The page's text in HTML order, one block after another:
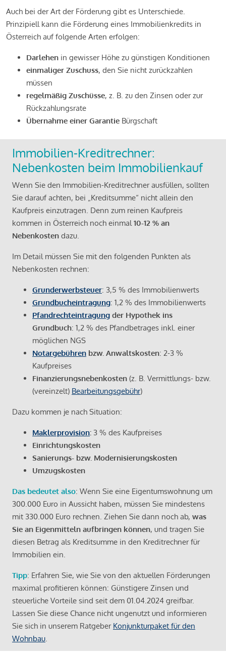
Auch bei der Art der Förderung gibt es Unterschiede.
Prinzipiell kann die Förderung eines Immobilienkredits in
Österreich auf folgende Arten erfolgen:
Darlehen in gewisser Höhe zu günstigen Konditionen
einmaliger Zuschuss, den Sie nicht zurückzahlen
müssen
regelmäßig Zuschüsse, z. B. zu den Zinsen oder zur
Rückzahlungsrate
Übernahme einer Garantie Bürgschaft
Immobilien-Kreditrechner:
Nebenkosten beim Immobilienkauf
Wenn Sie den Immobilien-Kreditrechner ausfüllen, sollten
Sie darauf achten, bei „Kreditsumme“ nicht allein den
Kaufpreis einzutragen. Denn zum reinen Kaufpreis
kommen in Österreich noch einmal10-12 % an
Nebenkosten dazu.
Im Detail müssen Sie mit den folgenden Punkten als
Nebenkosten rechnen:
Grunderwerbsteuer: 3,5 % des Immobilienwerts
Grundbucheintragung: 1,2 % des Immobilienwerts
Pfandrechteintragung der Hypothek ins
Grundbuch: 1,2 % des Pfandbetrages inkl. einer
möglichen NGS
Notargebühren bzw. Anwaltskosten: 2-3 %
Kaufpreises
Finanzierungsnebenkosten (z. B. Vermittlungs- bzw.
(vereinzelt) Bearbeitungsgebühr)
Dazu kommen je nach Situation:
Maklerprovision: 3 % des Kaufpreises
Einrichtungskosten
Sanierungs- bzw. Modernisierungskosten
Umzugskosten
Das bedeutet also: Wenn Sie eine Eigentumswohnung um
300.000 Euro in Aussicht haben, müssen Sie mindestens
mit 330.000 Euro rechnen. Ziehen Sie dann noch ab, was
Sie an Eigenmitteln aufbringen können, und tragen Sie
diesen Betrag als Kreditsumme in den Kreditrechner für
Immobilien ein.
Tipp: Erfahren Sie, wie Sie von den aktuellen Förderungen
maximal profitieren können: Günstigere Zinsen und
steuerliche Vorteile sind seit dem 01.04.2024 greifbar.
Lassen Sie diese Chance nicht ungenutzt und informieren
Sie sich in unserem Ratgeber Konjunkturpaket für den
Wohnbau.